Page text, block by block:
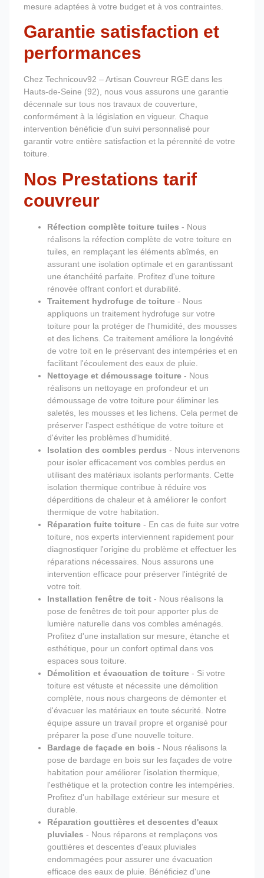
mesure adaptées à votre budget et à vos contraintes.
Garantie satisfaction et
performances
Chez Technicouv92 – Artisan Couvreur RGE dans les
Hauts-de-Seine (92), nous vous assurons une garantie
décennale sur tous nos travaux de couverture,
conformément à la législation en vigueur. Chaque
intervention bénéficie d'un suivi personnalisé pour
garantir votre entière satisfaction et la pérennité de votre
toiture.
Nos Prestations tarif
couvreur
Réfection complète toiture tuiles - Nous
réalisons la réfection complète de votre toiture en
tuiles, en remplaçant les éléments abîmés, en
assurant une isolation optimale et en garantissant
une étanchéité parfaite. Profitez d'une toiture
rénovée offrant confort et durabilité.
Traitement hydrofuge de toiture - Nous
appliquons un traitement hydrofuge sur votre
toiture pour la protéger de l'humidité, des mousses
et des lichens. Ce traitement améliore la longévité
de votre toit en le préservant des intempéries et en
facilitant l'écoulement des eaux de pluie.
Nettoyage et démoussage toiture - Nous
réalisons un nettoyage en profondeur et un
démoussage de votre toiture pour éliminer les
saletés, les mousses et les lichens. Cela permet de
préserver l'aspect esthétique de votre toiture et
d'éviter les problèmes d'humidité.
Isolation des combles perdus - Nous intervenons
pour isoler efficacement vos combles perdus en
utilisant des matériaux isolants performants. Cette
isolation thermique contribue à réduire vos
déperditions de chaleur et à améliorer le confort
thermique de votre habitation.
Réparation fuite toiture - En cas de fuite sur votre
toiture, nos experts interviennent rapidement pour
diagnostiquer l'origine du problème et effectuer les
réparations nécessaires. Nous assurons une
intervention efficace pour préserver l'intégrité de
votre toit.
Installation fenêtre de toit - Nous réalisons la
pose de fenêtres de toit pour apporter plus de
lumière naturelle dans vos combles aménagés.
Profitez d'une installation sur mesure, étanche et
esthétique, pour un confort optimal dans vos
espaces sous toiture.
Démolition et évacuation de toiture - Si votre
toiture est vétuste et nécessite une démolition
complète, nous nous chargeons de démonter et
d'évacuer les matériaux en toute sécurité. Notre
équipe assure un travail propre et organisé pour
préparer la pose d'une nouvelle toiture.
Bardage de façade en bois - Nous réalisons la
pose de bardage en bois sur les façades de votre
habitation pour améliorer l'isolation thermique,
l'esthétique et la protection contre les intempéries.
Profitez d'un habillage extérieur sur mesure et
durable.
Réparation gouttières et descentes d'eaux
pluviales - Nous réparons et remplaçons vos
gouttières et descentes d'eaux pluviales
endommagées pour assurer une évacuation
efficace des eaux de pluie. Bénéficiez d'une